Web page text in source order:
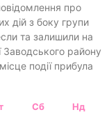
про
дій з боку групи
та залишили на
Заводського району
події прибула
Сб Нд